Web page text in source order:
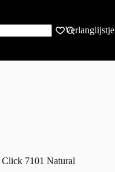
Verlanglijstje
7101 Natural